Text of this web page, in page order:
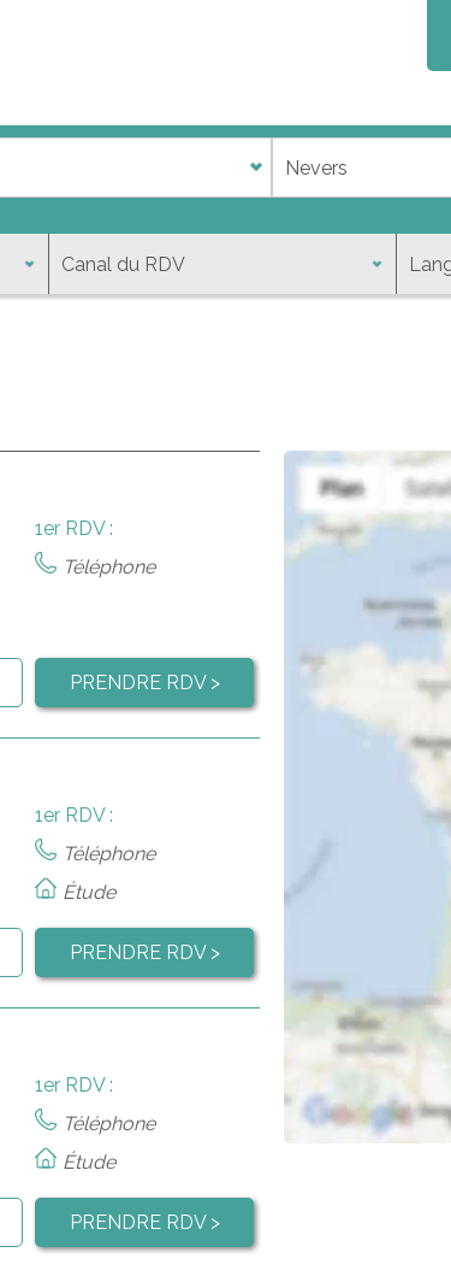
1er RDV :
Téléphone
PRENDRE RDV >
1er RDV :
Téléphone
Étude
PRENDRE RDV >
1er RDV :
Téléphone
Étude
PRENDRE RDV >